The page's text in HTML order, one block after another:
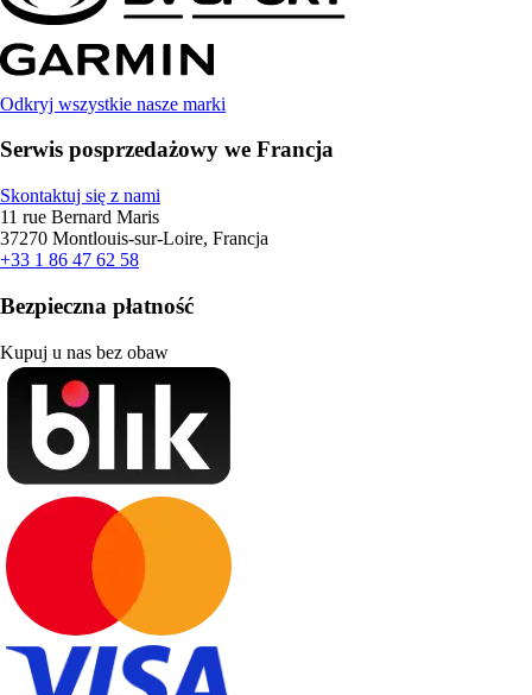
Odkryj wszystkie nasze marki
Serwis posprzedażowy we Francja
Skontaktuj się z nami
11 rue Bernard Maris
37270 Montlouis-sur-Loire, Francja
+33 1 86 47 62 58
Bezpieczna płatność
Kupuj u nas bez obaw